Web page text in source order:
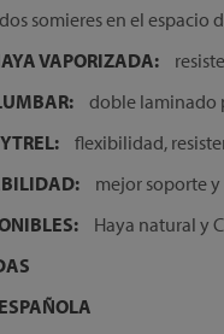
dos somieres en el espacio
VAPORIZADA:
doble laminado
flexibilidad,
mejor soporte
Haya natural y